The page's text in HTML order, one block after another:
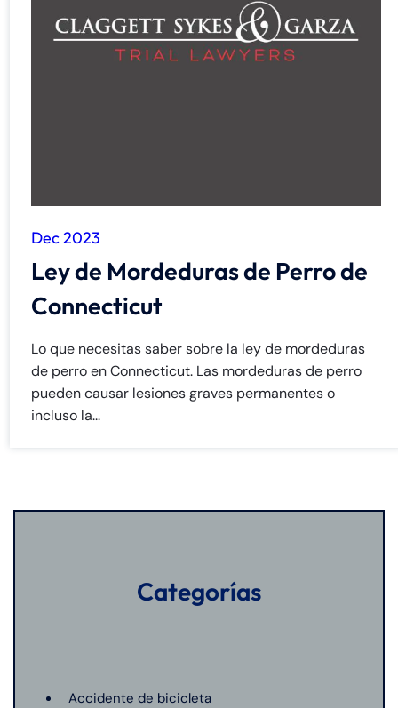
Dec 2023
Ley de Mordeduras de Perro de
Connecticut
Lo que necesitas saber sobre la ley de mordeduras
de perro en Connecticut. Las mordeduras de perro
pueden causar lesiones graves permanentes o
incluso la...
Categorías
Accidente de bicicleta